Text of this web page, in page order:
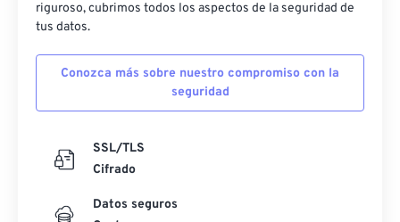
riguroso, cubrimos todos los aspectos de la seguridad de
tus datos.
Conozca más sobre nuestro compromiso con la
seguridad
SSL/TLS
Cifrado
Datos seguros